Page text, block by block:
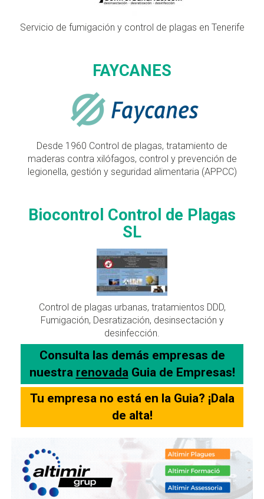
Servicio de fumigación y control de plagas en Tenerife
FAYCANES
Desde 1960 Control de plagas, tratamiento de
maderas contra xilófagos, control y prevención de
legionella, gestión y seguridad alimentaria (APPCC)
Biocontrol Control de Plagas
SL
Control de plagas urbanas, tratamientos DDD,
Fumigación, Desratización, desinsectación y
desinfección.
Consulta las demás empresas de
nuestra renovadaGuia de Empresas!
Tu empresa no está en la Guia? ¡Dala
de alta!